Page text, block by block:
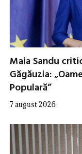
Maia Sandu
Găgăuzia:
Populară”
7 august 2026